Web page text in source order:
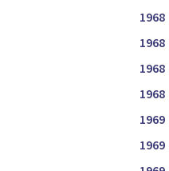
1968
1968
1968
1968
1969
1969